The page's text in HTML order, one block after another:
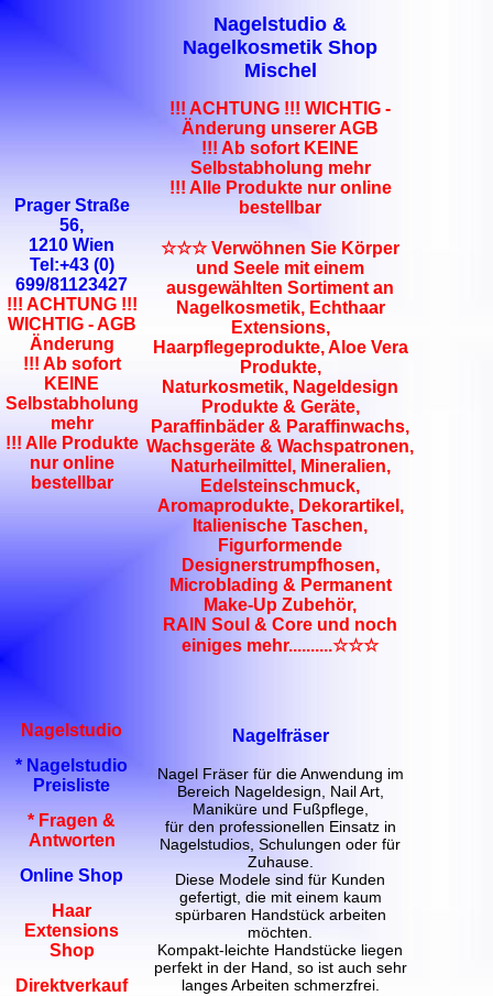
Prager Straße
56,
1210 Wien
Tel:+43 (0)
699/81123427
!!! ACHTUNG !!!
WICHTIG - AGB
Änderung
!!! Ab sofort
KEINE
Selbstabholung
mehr
!!! Alle Produkte
nur online
bestellbar
Nagelstudio &
Nagelkosmetik Shop
Mischel
!!! ACHTUNG !!! WICHTIG -
Änderung unserer AGB
!!! Ab sofort KEINE
Selbstabholung mehr
!!! Alle Produkte nur online
bestellbar
☆☆☆ Verwöhnen Sie Körper
und Seele mit einem
ausgewählten Sortiment an
Nagelkosmetik, Echthaar
Extensions,
Haarpflegeprodukte, Aloe Vera
Produkte,
Naturkosmetik, Nageldesign
Produkte & Geräte,
Paraffinbäder & Paraffinwachs,
Wachsgeräte & Wachspatronen,
Naturheilmittel, Mineralien,
Edelsteinschmuck,
Aromaprodukte, Dekorartikel,
Italienische Taschen,
Figurformende
Designerstrumpfhosen,
Microblading & Permanent
Make-Up Zubehör,
RAIN Soul & Core und noch
einiges mehr..........☆☆☆
Nagelstudio
* Nagelstudio
Preisliste
* Fragen &
Antworten
Online Shop
Haar
Extensions
Shop
Direktverkauf
Nagelfräser
Nagel Fräser für die Anwendung im
Bereich Nageldesign, Nail Art,
Maniküre und Fußpflege,
für den professionellen Einsatz in
Nagelstudios, Schulungen oder für
Zuhause.
Diese Modele sind für Kunden
gefertigt, die mit einem kaum
spürbaren Handstück arbeiten
möchten.
Kompakt-leichte Handstücke liegen
perfekt in der Hand, so ist auch sehr
langes Arbeiten schmerzfrei.